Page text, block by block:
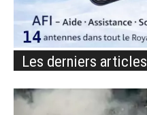
Les derniers articles